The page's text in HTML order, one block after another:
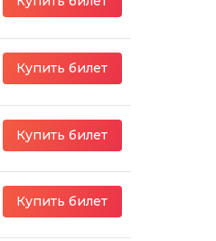
Купить билет
Купить билет
Купить билет